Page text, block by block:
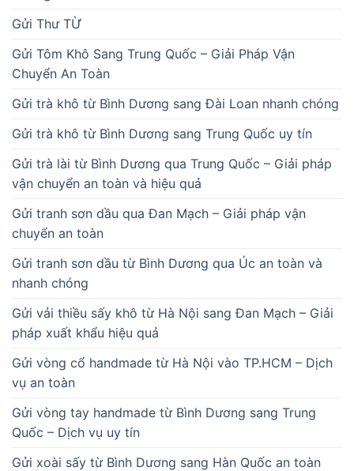
Gửi Thư TỪ
Gửi Tôm Khô Sang Trung Quốc – Giải Pháp Vận
Chuyển An Toàn
Gửi trà khô từ Bình Dương sang Đài Loan nhanh chóng
Gửi trà khô từ Bình Dương sang Trung Quốc uy tín
Gửi trà lài từ Bình Dương qua Trung Quốc – Giải pháp
vận chuyển an toàn và hiệu quả
Gửi tranh sơn dầu qua Đan Mạch – Giải pháp vận
chuyển an toàn
Gửi tranh sơn dầu từ Bình Dương qua Úc an toàn và
nhanh chóng
Gửi vải thiều sấy khô từ Hà Nội sang Đan Mạch – Giải
pháp xuất khẩu hiệu quả
Gửi vòng cổ handmade từ Hà Nội vào TP.HCM – Dịch
vụ an toàn
Gửi vòng tay handmade từ Bình Dương sang Trung
Quốc – Dịch vụ uy tín
Gửi xoài sấy từ Bình Dương sang Hàn Quốc an toàn